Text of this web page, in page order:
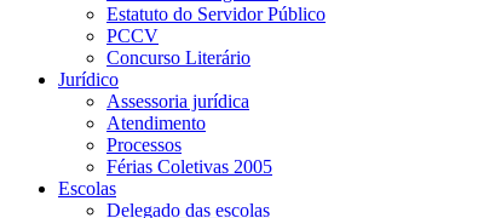
Estatuto do Servidor Público
PCCV
Concurso Literário
Jurídico
Assessoria jurídica
Atendimento
Processos
Férias Coletivas 2005
Escolas
Delegado das escolas